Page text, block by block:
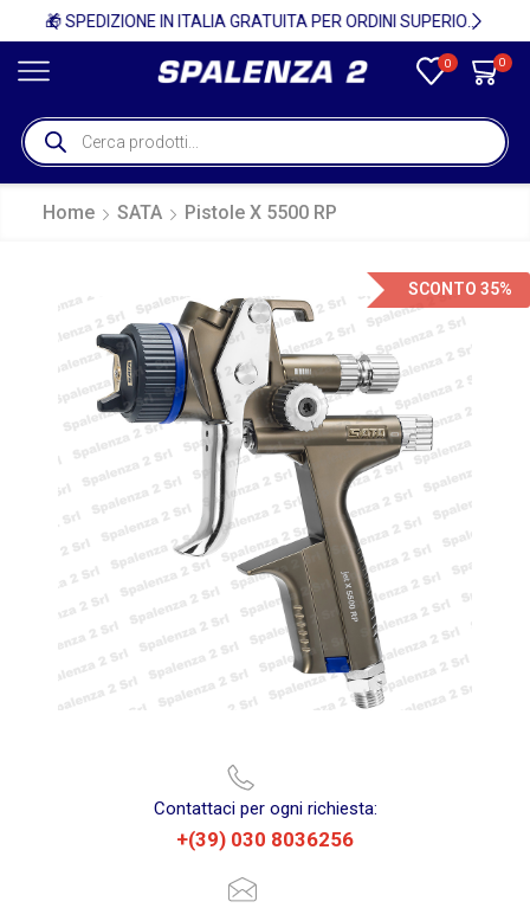
🎁 SPEDIZIONE IN ITALIA GRATUITA PER ORDINI SUPERIORI A 750€ + IVA 🎁
0 0
Home SATA Pistole X 5500 RP
SCONTO 35%
Contattaci per ogni richiesta:
+(39) 030 8036256